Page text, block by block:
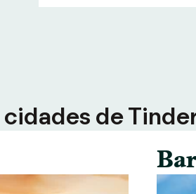
de